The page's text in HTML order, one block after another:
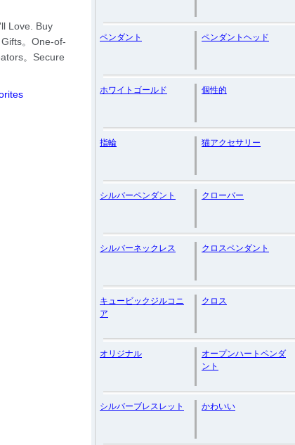
ペンダント ペンダントヘッド
ホワイトゴールド 個性的
指輪 猫アクセサリー
シルバーペンダント クローバー
シルバーネックレス クロスペンダント
キュービックジルコニ
ア
クロス
オリジナル
オープンハートペンダ
ント
シルバーブレスレット かわいい